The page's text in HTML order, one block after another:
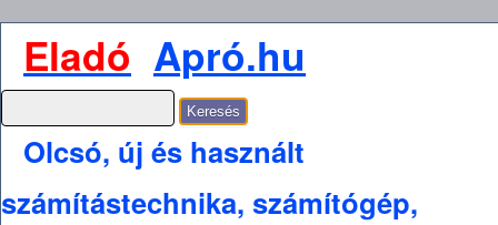
Eladó Apró.hu
Olcsó, új és használt
számítástechnika, számítógép,